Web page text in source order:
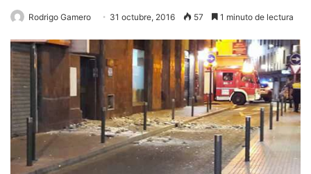
Rodrigo Gamero 31 octubre, 2016 57 1 minuto de lectura